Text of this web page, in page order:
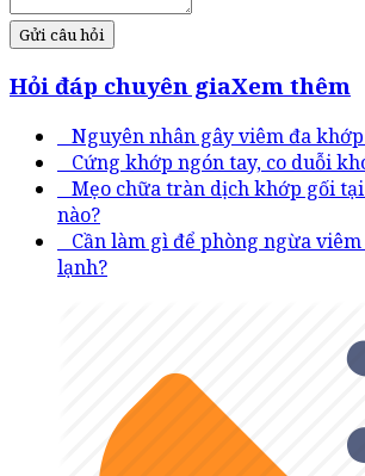
Gửi câu hỏi
Hỏi đáp chuyên giaXem thêm
Nguyên nhân gây viêm đa
Cứng khớp ngón tay, co duỗi
Mẹo chữa tràn dịch khớp gối
nào?
Cần làm gì để phòng ngừa
lạnh?